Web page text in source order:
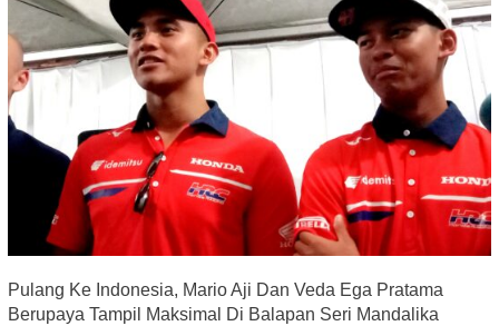
Pulang Ke Indonesia, Mario Aji Dan Veda Ega Pratama
Berupaya Tampil Maksimal Di Balapan Seri Mandalika